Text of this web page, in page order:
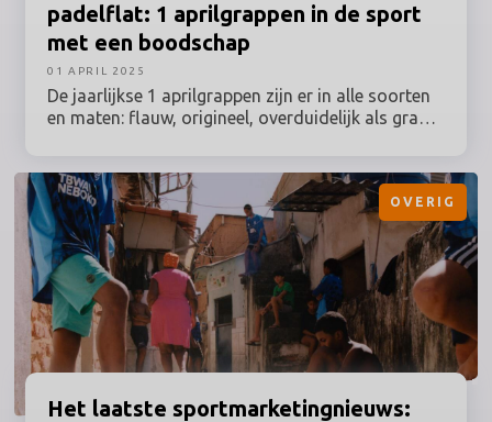
padelflat: 1 aprilgrappen in de sport
met een boodschap
De jaarlijkse 1 aprilgrappen zijn er in alle soorten
en maten: flauw, origineel, overduidelijk als grap
grappendag niet alleen aangegrepen om de
lolbroek uit te hangen, maar ook om met behulp
van humor een grotere, maatschappelijk relevante
boodschap over te brengen. We zetten een aantal
van deze succesvolle 1 aprilgrappen in de sport
op een rij.
01 APRIL 2025
Het laatste sportmarketingnieuws:
OVERIG